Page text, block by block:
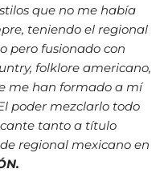
que no me había
teniendo el regional
pero fusionado con
folklore americano,
me han formado a mí
poder mezclarlo todo
tanto a título
regional mexicano en